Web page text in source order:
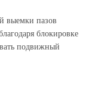
выемки пазов
блокировке
подвижный